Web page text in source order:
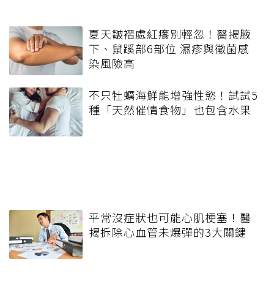
夏天皺褶處紅癢別輕忽！醫揭腋
下、鼠蹊部6部位 濕疹與黴菌感
染風險高
不只牡蠣海鮮能增強性慾！試試5
種「天然催情食物」也包含水果
平常沒症狀也可能心肌梗塞！醫
揭拆除心血管未爆彈的3大關鍵